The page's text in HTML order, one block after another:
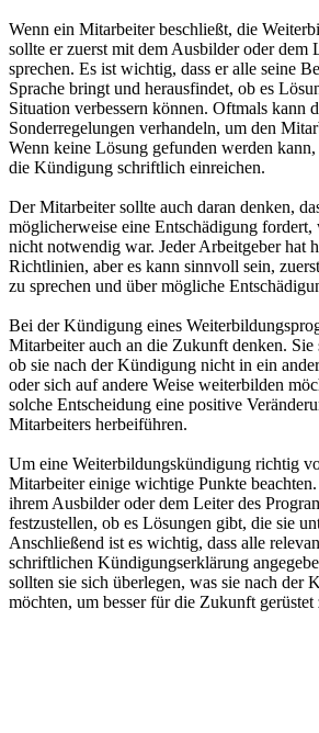
Wenn ein Mitarbeiter beschließt, die
sollte er zuerst mit dem Ausbilder oder dem
sprechen. Es ist wichtig, dass er alle seine
Sprache bringt und herausfindet, ob es
Situation verbessern können. Oftmals kann
Sonderregelungen verhandeln, um den
Wenn keine Lösung gefunden werden
die Kündigung schriftlich einreichen.
Der Mitarbeiter sollte auch daran denken,
möglicherweise eine Entschädigung
nicht notwendig war. Jeder Arbeitgeber hat
Richtlinien, aber es kann sinnvoll sein,
zu sprechen und über mögliche
Bei der Kündigung eines
Mitarbeiter auch an die Zukunft denken. Sie
ob sie nach der Kündigung nicht in ein
oder sich auf andere Weise weiterbilden
solche Entscheidung eine positive
Mitarbeiters herbeiführen.
Um eine Weiterbildungskündigung richtig
Mitarbeiter einige wichtige Punkte
ihrem Ausbilder oder dem Leiter des
festzustellen, ob es Lösungen gibt, die sie
Anschließend ist es wichtig, dass alle
schriftlichen Kündigungserklärung
sollten sie sich überlegen, was sie nach der
möchten, um besser für die Zukunft gerüstet